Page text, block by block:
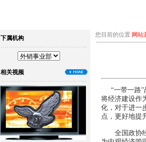
下属机构
相关视频
您目前的位置:网站
“一带一路
将经济建设作
化，对于进一
点，更好地提
全国政协经